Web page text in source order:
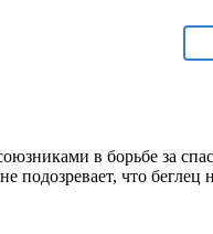
в борьбе за
что беглец